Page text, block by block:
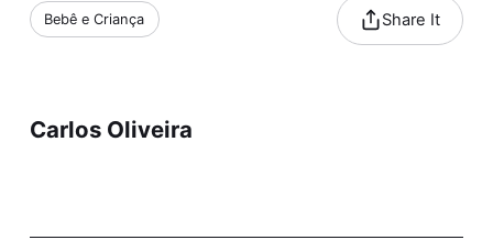
Bebê e Criança Share It
Carlos Oliveira